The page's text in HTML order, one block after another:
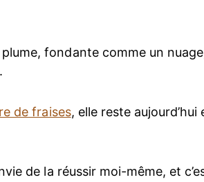
fondante comme un
de fraises, elle reste
de la réussir moi-même, et